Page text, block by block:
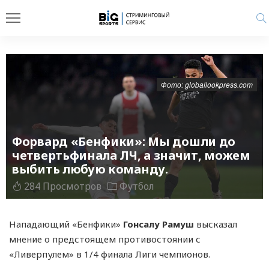
Форвард «Бенфики»: Мы дошли до
четвертьфинала ЛЧ, а значит, можем
выбить любую команду.
284 Просмотров Футбол
Фото: globallookpress.com
Нападающий «Бенфики» Гонсалу Рамуш высказал
мнение о предстоящем противостоянии с
«Ливерпулем» в 1/4 финала Лиги чемпионов.